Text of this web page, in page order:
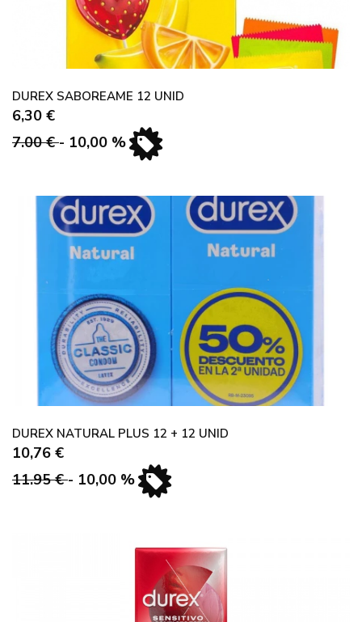
DUREX SABOREAME 12 UNID
6,30 €
7.00 €- 10,00 %
DUREX NATURAL PLUS 12 + 12 UNID
10,76 €
11.95 €- 10,00 %